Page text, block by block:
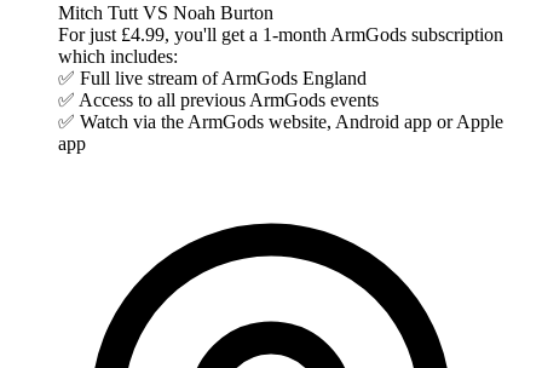
Mitch Tutt VS Noah Burton
For just £4.99, you'll get a 1-month ArmGods subscription
which includes:
✅ Full live stream of ArmGods England
✅ Access to all previous ArmGods events
✅ Watch via the ArmGods website, Android app or Apple
app